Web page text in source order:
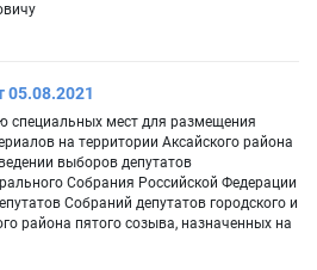
05.08.2021
специальных мест для размещения
на территории Аксайского района
выборов депутатов
Собрания Российской Федерации
Собраний депутатов городского и
района пятого созыва, назначенных на